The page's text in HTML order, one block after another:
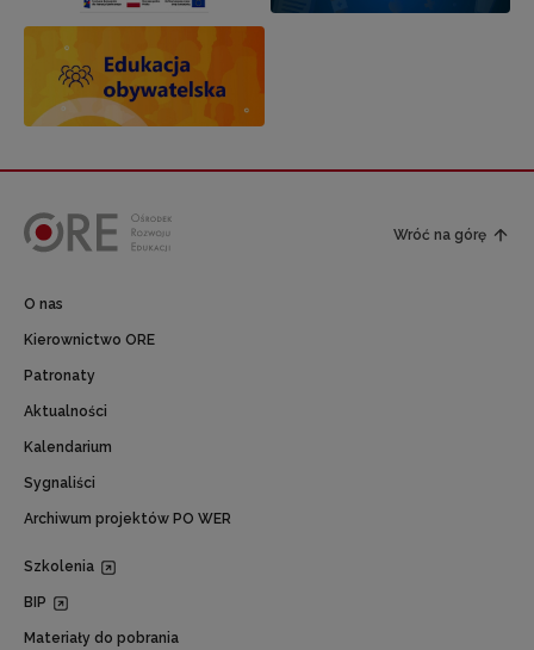
Wróć na górę
O nas
Kierownictwo ORE
Patronaty
Aktualności
Kalendarium
Sygnaliści
Archiwum projektów PO WER
Szkolenia
BIP
Materiały do pobrania